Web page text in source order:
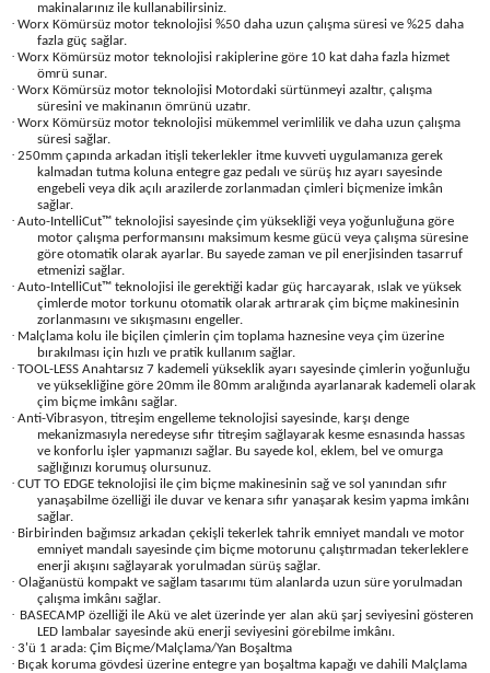
Tilki Kuyruğu
Zımparalar
makinalarınız ile kullanabilirsiniz.
· Worx Kömürsüz motor teknolojisi %50 daha uzun çalışma süresi ve %25 daha
fazla güç sağlar.
· Worx Kömürsüz motor teknolojisi rakiplerine göre 10 kat daha fazla hizmet
ömrü sunar.
· Worx Kömürsüz motor teknolojisi Motordaki sürtünmeyi azaltır, çalışma
süresini ve makinanın ömrünü uzatır.
· Worx Kömürsüz motor teknolojisi mükemmel verimlilik ve daha uzun çalışma
süresi sağlar.
· 250mm çapında arkadan itişli tekerlekler itme kuvveti uygulamanıza gerek
kalmadan tutma koluna entegre gaz pedalı ve sürüş hız ayarı sayesinde
engebeli veya dik açılı arazilerde zorlanmadan çimleri biçmenize imkân
sağlar.
· Auto-IntelliCut™ teknolojisi sayesinde çim yüksekliği veya yoğunluğuna göre
motor çalışma performansını maksimum kesme gücü veya çalışma süresine
göre otomatik olarak ayarlar. Bu sayede zaman ve pil enerjisinden tasarruf
etmenizi sağlar.
· Auto-IntelliCut™ teknolojisi ile gerektiği kadar güç harcayarak, ıslak ve yüksek
çimlerde motor torkunu otomatik olarak artırarak çim biçme makinesinin
zorlanmasını ve sıkışmasını engeller.
· Malçlama kolu ile biçilen çimlerin çim toplama haznesine veya çim üzerine
bırakılması için hızlı ve pratik kullanım sağlar.
· TOOL-LESS Anahtarsız 7 kademeli yükseklik ayarı sayesinde çimlerin yoğunluğu
ve yüksekliğine göre 20mm ile 80mm aralığında ayarlanarak kademeli olarak
çim biçme imkânı sağlar.
· Anti-Vibrasyon, titreşim engelleme teknolojisi sayesinde, karşı denge
mekanizmasıyla neredeyse sıfır titreşim sağlayarak kesme esnasında hassas
ve konforlu işler yapmanızı sağlar. Bu sayede kol, eklem, bel ve omurga
sağlığınızı korumuş olursunuz.
· CUT TO EDGE teknolojisi ile çim biçme makinesinin sağ ve sol yanından sıfır
yanaşabilme özelliği ile duvar ve kenara sıfır yanaşarak kesim yapma imkânı
sağlar.
· Birbirinden bağımsız arkadan çekişli tekerlek tahrik emniyet mandalı ve motor
emniyet mandalı sayesinde çim biçme motorunu çalıştırmadan tekerleklere
enerji akışını sağlayarak yorulmadan sürüş sağlar.
· Olağanüstü kompakt ve sağlam tasarımı tüm alanlarda uzun süre yorulmadan
çalışma imkânı sağlar.
· BASECAMP özelliği ile Akü ve alet üzerinde yer alan akü şarj seviyesini gösteren
LED lambalar sayesinde akü enerji seviyesini görebilme imkânı.
· 3'ü 1 arada: Çim Biçme/Malçlama/Yan Boşaltma
· Bıçak koruma gövdesi üzerine entegre yan boşaltma kapağı ve dahili Malçlama